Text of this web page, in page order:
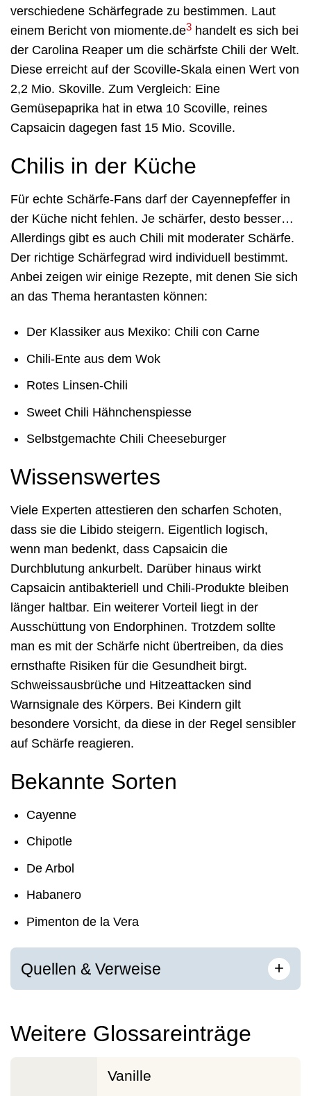
verschiedene Schärfegrade zu bestimmen. Laut
einem Bericht von miomente.de3 handelt es sich bei
der Carolina Reaper um die schärfste Chili der Welt.
Diese erreicht auf der Scoville-Skala einen Wert von
2,2 Mio. Skoville. Zum Vergleich: Eine
Gemüsepaprika hat in etwa 10 Scoville, reines
Capsaicin dagegen fast 15 Mio. Scoville.
Chilis in der Küche
Für echte Schärfe-Fans darf der Cayennepfeffer in
der Küche nicht fehlen. Je schärfer, desto besser…
Allerdings gibt es auch Chili mit moderater Schärfe.
Der richtige Schärfegrad wird individuell bestimmt.
Anbei zeigen wir einige Rezepte, mit denen Sie sich
an das Thema herantasten können:
Der Klassiker aus Mexiko: Chili con Carne
Chili-Ente aus dem Wok
Rotes Linsen-Chili
Sweet Chili Hähnchenspiesse
Selbstgemachte Chili Cheeseburger
Wissenswertes
Viele Experten attestieren den scharfen Schoten,
dass sie die Libido steigern. Eigentlich logisch,
wenn man bedenkt, dass Capsaicin die
Durchblutung ankurbelt. Darüber hinaus wirkt
Capsaicin antibakteriell und Chili-Produkte bleiben
länger haltbar. Ein weiterer Vorteil liegt in der
Ausschüttung von Endorphinen. Trotzdem sollte
man es mit der Schärfe nicht übertreiben, da dies
ernsthafte Risiken für die Gesundheit birgt.
Schweissausbrüche und Hitzeattacken sind
Warnsignale des Körpers. Bei Kindern gilt
besondere Vorsicht, da diese in der Regel sensibler
auf Schärfe reagieren.
Bekannte Sorten
Cayenne
Chipotle
De Arbol
Habanero
Pimenton de la Vera
Quellen & Verweise +
Weitere Glossareinträge
Vanille